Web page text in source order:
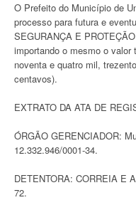
O Prefeito do Município de
processo para futura e
SEGURANÇA E
importando o mesmo o
noventa e quatro mil,
centavos).
EXTRATO DA ATA DE
ÓRGÃO GERENCIADOR:
12.332.946/0001-34.
DETENTORA: CORREIA E
72.